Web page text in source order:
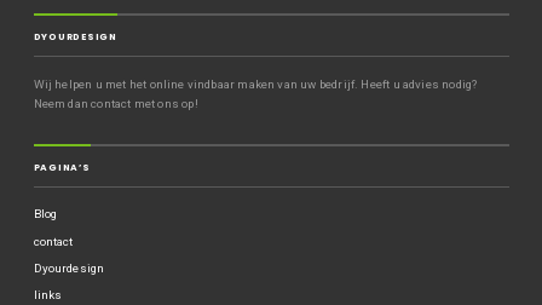
DYOURDESIGN
Wij helpen u met het online vindbaar maken van uw bedrijf. Heeft u advies nodig?
Neem dan contact met ons op!
PAGINA’S
Blog
contact
Dyourdesign
links